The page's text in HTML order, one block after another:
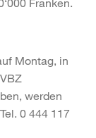
Montag, in
werden
0 444 117